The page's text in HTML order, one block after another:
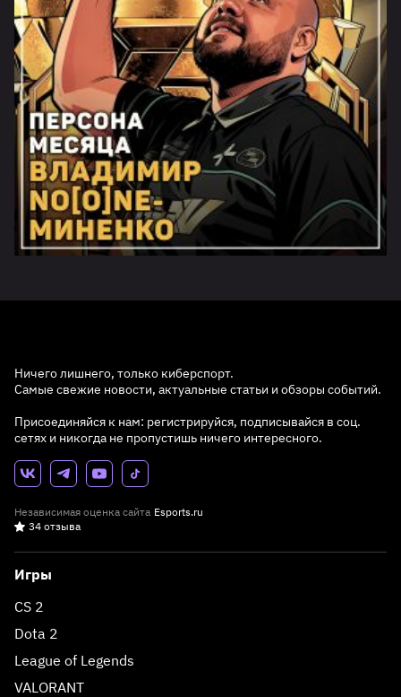
Ничего лишнего, только киберспорт.
Самые свежие новости, актуальные статьи и обзоры событий.
Присоединяйся к нам: регистрируйся, подписывайся в соц.
сетях и никогда не пропустишь ничего интересного.
Независимая оценка сайта Esports.ru
34 отзыва
Игры
CS 2
Dota 2
League of Legends
VALORANT